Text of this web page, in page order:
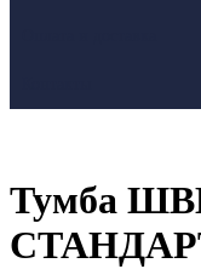
Тумба